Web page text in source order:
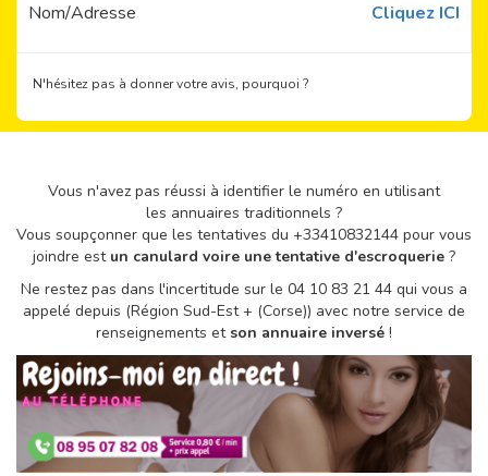
Nom/Adresse
Cliquez ICI
N'hésitez pas à donner votre avis, pourquoi ?
Vous n'avez pas réussi à identifier le numéro en utilisant
les annuaires traditionnels ?
Vous soupçonner que les tentatives du +33410832144 pour vous
joindre est un canulard voire une tentative d'escroquerie ?
Ne restez pas dans l'incertitude sur le 04 10 83 21 44 qui vous a
appelé depuis (Région Sud-Est + (Corse)) avec notre service de
renseignements et son annuaire inversé !